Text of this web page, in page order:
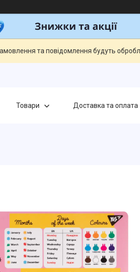
та повідомлення будуть
Товари Доставка та оплата